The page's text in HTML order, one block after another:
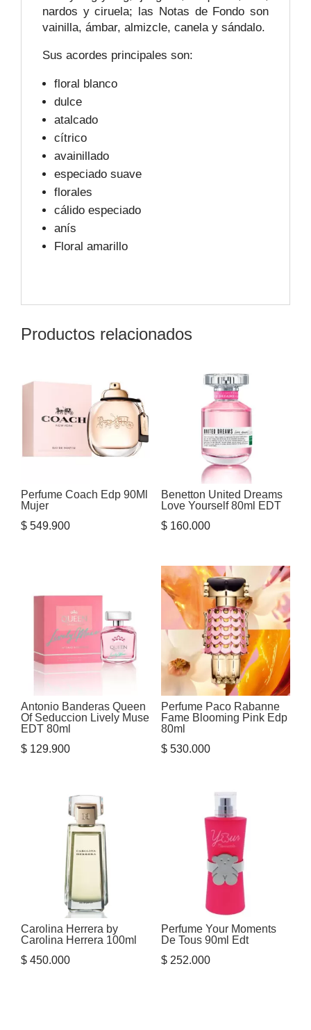
nardos y ciruela; las Notas de Fondo son
vainilla, ámbar, almizcle, canela y sándalo.
Sus acordes principales son:
floral blanco
dulce
atalcado
cítrico
avainillado
especiado suave
florales
cálido especiado
anís
Floral amarillo
Productos relacionados
Perfume Coach Edp 90Ml
Mujer
$ 549.900
Benetton United Dreams
Love Yourself 80ml EDT
$160.000
Antonio Banderas Queen
Of Seduccion Lively Muse
EDT 80ml
$ 129.900
Perfume Paco Rabanne
Fame Blooming Pink Edp
80ml
$530.000
Carolina Herrera by
Carolina Herrera 100ml
$ 450.000
Perfume Your Moments
De Tous 90ml Edt
$252.000